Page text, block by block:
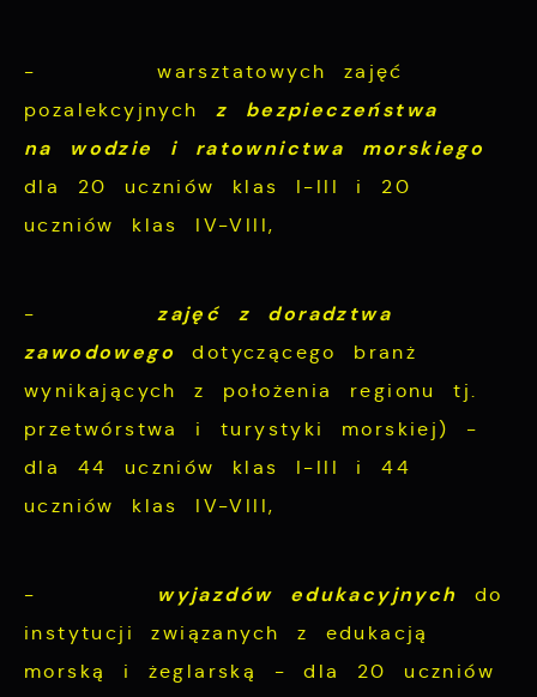
- warsztatowych zajęć
pozalekcyjnych z bezpieczeństwa
na wodzie i ratownictwa morskiego
dla 20 uczniów klas I-III i 20
uczniów klas IV-VIII,
-zajęć z doradztwa
zawodowego
dotyczącego branż
wynikających z położenia regionu tj.
przetwórstwa i turystyki morskiej) -
dla 44 uczniów klas I-III i 44
uczniów klas IV-VIII,
- wyjazdów edukacyjnych
do
instytucji związanych z edukacją
morską i żeglarską - dla 20 uczniów